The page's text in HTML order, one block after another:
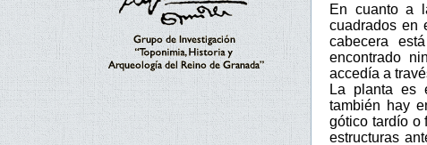
En cuanto a
cuadrados en
cabecera
encontrado
accedía a
La planta es
también hay
gótico tardío o
estructuras